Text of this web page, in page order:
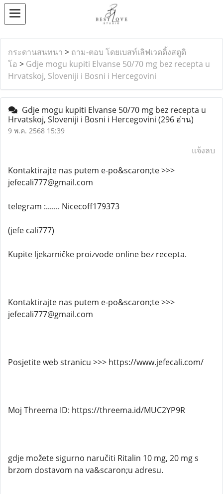
กระดานสนทนา > ถาม-ตอบ โดยเบสท์เลิฟเวดดิ้งสตูดิ
โอ > Gdje mogu kupiti Elvanse 50/70 mg bez recepta u
Hrvatskoj, Sloveniji i Bosni i Hercegovini
Gdje mogu kupiti Elvanse 50/70 mg bez recepta u
Hrvatskoj, Sloveniji i Bosni i Hercegovini (296 อ่าน)
9 พ.ค. 2568 15:39
แจ้งลบ
Kontaktirajte nas putem e-po&scaron;te >>>
jefecali777@gmail.com
telegram :....... Nicecoff179373
(jefe cali777)
Kupite ljekarničke proizvode online bez recepta.
Kontaktirajte nas putem e-po&scaron;te >>>
jefecali777@gmail.com
Posjetite web stranicu >>> https://www.jefecali.com/
Moj Threema ID: https://threema.id/MUC2YP9R
gdje možete sigurno naručiti Ritalin 10 mg, 20 mg s
brzom dostavom na va&scaron;u adresu.